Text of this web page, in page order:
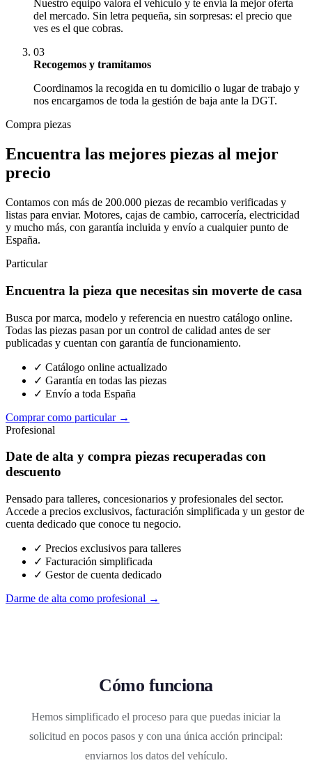
Nuestro equipo valora el vehículo y te envía la mejor oferta
del mercado. Sin letra pequeña, sin sorpresas: el precio que
ves es el que cobras.
03
Recogemos y tramitamos
Coordinamos la recogida en tu domicilio o lugar de trabajo y
nos encargamos de toda la gestión de baja ante la DGT.
Compra piezas
Encuentra las mejores piezas al mejor
precio
Contamos con más de 200.000 piezas de recambio verificadas y
listas para enviar. Motores, cajas de cambio, carrocería, electricidad
y mucho más, con garantía incluida y envío a cualquier punto de
España.
Particular
Encuentra la pieza que necesitas sin moverte de casa
Busca por marca, modelo y referencia en nuestro catálogo online.
Todas las piezas pasan por un control de calidad antes de ser
publicadas y cuentan con garantía de funcionamiento.
✓ Catálogo online actualizado
✓ Garantía en todas las piezas
✓ Envío a toda España
Comprar como particular →
Profesional
Date de alta y compra piezas recuperadas con
descuento
Pensado para talleres, concesionarios y profesionales del sector.
Accede a precios exclusivos, facturación simplificada y un gestor de
cuenta dedicado que conoce tu negocio.
✓ Precios exclusivos para talleres
✓ Facturación simplificada
✓ Gestor de cuenta dedicado
Darme de alta como profesional →
Cómo funciona
Hemos simplificado el proceso para que puedas iniciar la
solicitud en pocos pasos y con una única acción principal:
enviarnos los datos del vehículo.